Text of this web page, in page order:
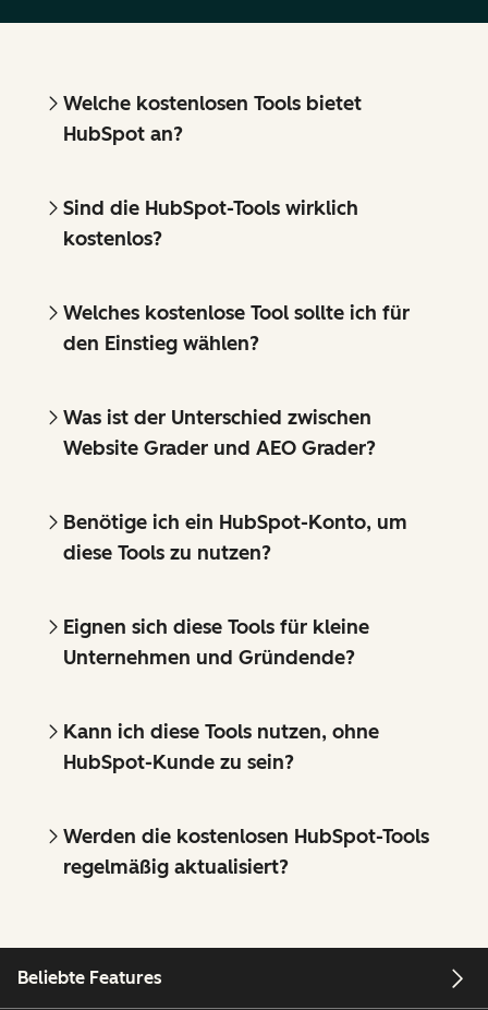
Welche kostenlosen Tools bietet
HubSpot an?
Sind die HubSpot-Tools wirklich
kostenlos?
Welches kostenlose Tool sollte ich für
den Einstieg wählen?
Was ist der Unterschied zwischen
Website Grader und AEO Grader?
Benötige ich ein HubSpot-Konto, um
diese Tools zu nutzen?
Eignen sich diese Tools für kleine
Unternehmen und Gründende?
Kann ich diese Tools nutzen, ohne
HubSpot-Kunde zu sein?
Werden die kostenlosen HubSpot-Tools
regelmäßig aktualisiert?
Beliebte Features